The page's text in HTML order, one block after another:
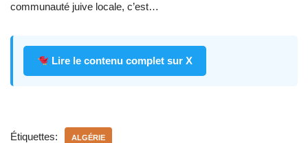
communauté juive locale, c’est…
Lire le contenu complet sur X
Étiquettes: ALGÉRIE